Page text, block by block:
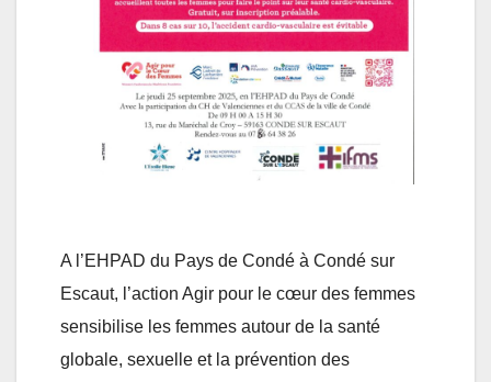
A l’EHPAD du Pays de Condé à Condé sur
Escaut, l’action Agir pour le cœur des femmes
sensibilise les femmes autour de la santé
globale, sexuelle et la prévention des